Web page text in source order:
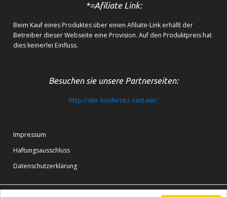
*=Afiliate Link:
Beim Kauf eines Produktes über einen Afiliate-Link erhällt der
Betreiber dieser Webseite eine Provision. Auf den Produktpreis hat
dies keinerlei Einfluss.
Besuchen sie unsere Partnerseiten:
http://der-kindersitz-test.net/
Impressum
Haftungsausschluss
Datenschutzerklärung